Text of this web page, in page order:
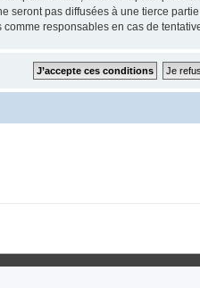
seront pas diffusées à une tierce
responsables en cas de